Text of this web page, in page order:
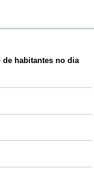
de habitantes no dia